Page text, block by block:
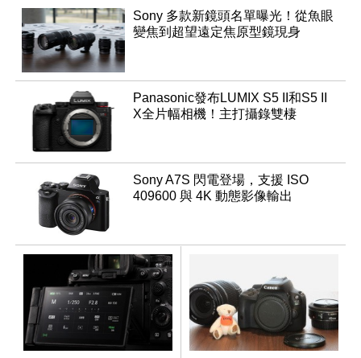
Sony 多款新鏡頭名單曝光！從魚眼
變焦到超望遠定焦原型鏡現身
Panasonic發布LUMIX S5 II和S5 II
X全片幅相機！主打攝錄雙棲
Sony A7S 閃電登場，支援 ISO
409600 與 4K 動態影像輸出